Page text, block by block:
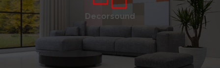
Decorsound